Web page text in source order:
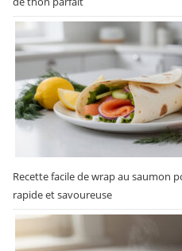
Recette facile de wrap au saumon
rapide et savoureuse